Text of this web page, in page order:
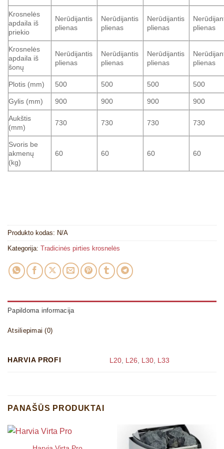
Krosnelės
apdaila iš
priekio
Nerūdijantis
plienas
Nerūdijantis
plienas
Nerūdijantis
plienas
plienas
Krosnelės
apdaila iš
šonų
Nerūdijantis
plienas
Nerūdijantis
plienas
Nerūdijantis
plienas
plienas
Plotis (mm) 500 500 500 500
Gylis (mm) 900 900 900 900
Aukštis
(mm)
730 730 730 730
Svoris be
akmenų
(kg)
60 60 60 60
Produkto kodas: N/A
Kategorija: Tradicinės pirties krosnelės
Papildoma informacija
Atsiliepimai (0)
HARVIA PROFI L20, L26, L30, L33
PANAŠŪS PRODUKTAI